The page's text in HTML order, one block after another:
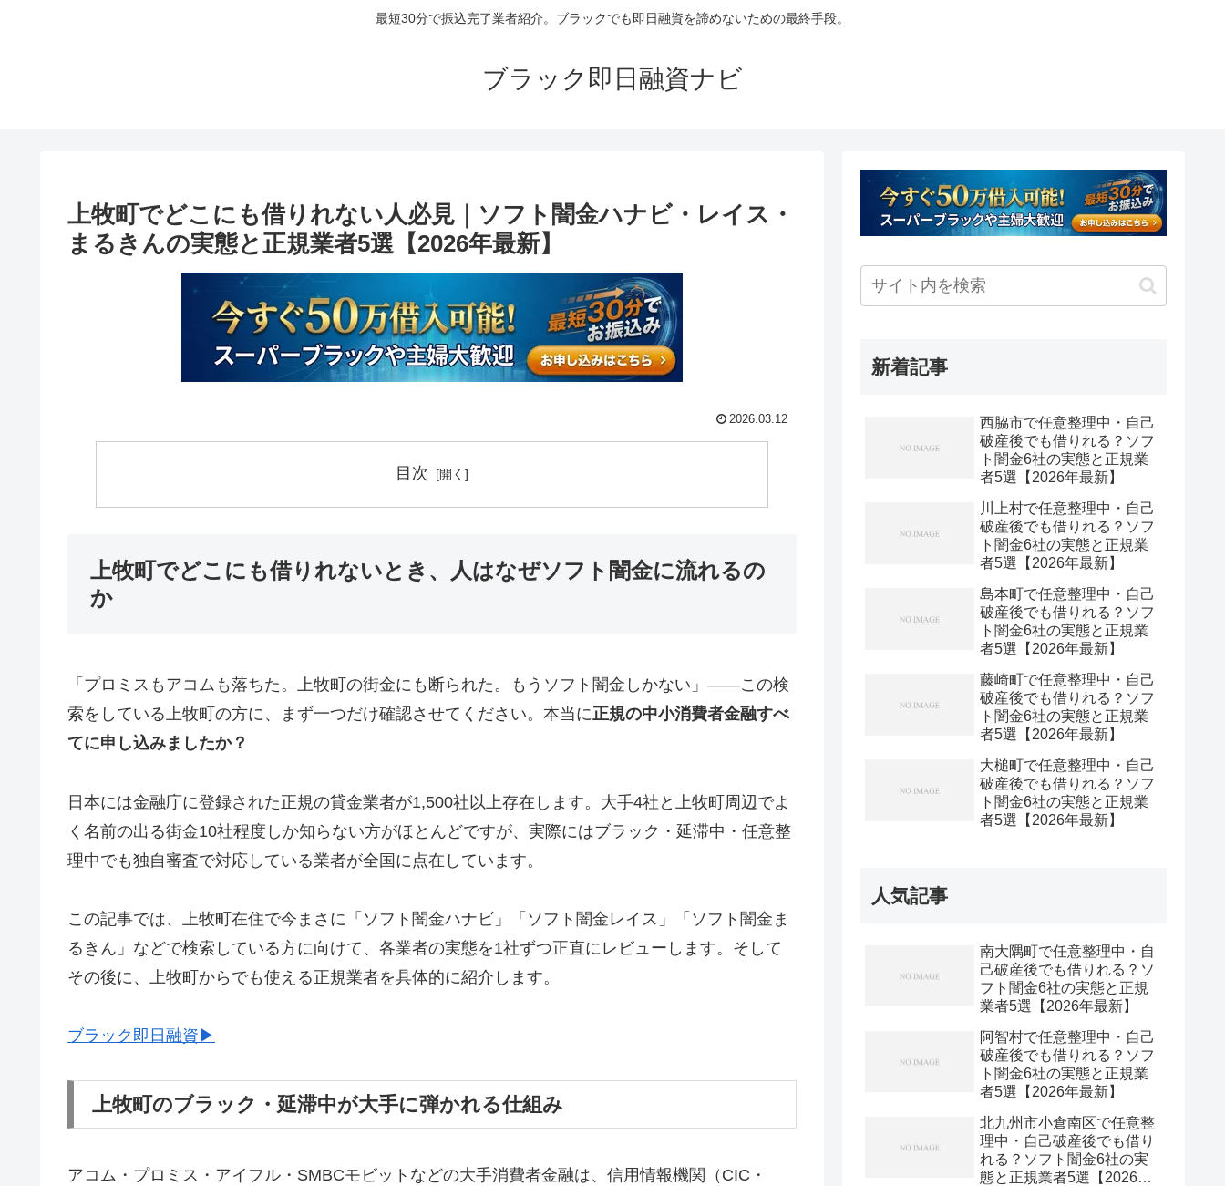
最短30分で振込完了業者紹介。ブラックでも即日融資を諦めないための最終手段。
ブラック即日融資ナビ
上牧町でどこにも借りれない人必見｜ソフト闇金ハナビ・レイス・
まるきんの実態と正規業者5選【2026年最新】
2026.03.12
目次
上牧町でどこにも借りれないとき、人はなぜソフト闇金に流れるの
か
「プロミスもアコムも落ちた。上牧町の街金にも断られた。もうソフト闇金しかない」——この検
索をしている上牧町の方に、まず一つだけ確認させてください。本当に正規の中小消費者金融すべ
てに申し込みましたか？
日本には金融庁に登録された正規の貸金業者が1,500社以上存在します。大手4社と上牧町周辺でよ
く名前の出る街金10社程度しか知らない方がほとんどですが、実際にはブラック・延滞中・任意整
理中でも独自審査で対応している業者が全国に点在しています。
この記事では、上牧町在住で今まさに「ソフト闇金ハナビ」「ソフト闇金レイス」「ソフト闇金ま
るきん」などで検索している方に向けて、各業者の実態を1社ずつ正直にレビューします。そして
その後に、上牧町からでも使える正規業者を具体的に紹介します。
ブラック即日融資▶
上牧町のブラック・延滞中が大手に弾かれる仕組み
アコム・プロミス・アイフル・SMBCモビットなどの大手消費者金融は、信用情報機関（CIC・
新着記事
西脇市で任意整理中・自己
破産後でも借りれる？ソフ
ト闇金6社の実態と正規業
者5選【2026年最新】
川上村で任意整理中・自己
破産後でも借りれる？ソフ
ト闇金6社の実態と正規業
者5選【2026年最新】
島本町で任意整理中・自己
破産後でも借りれる？ソフ
ト闇金6社の実態と正規業
者5選【2026年最新】
藤崎町で任意整理中・自己
破産後でも借りれる？ソフ
ト闇金6社の実態と正規業
者5選【2026年最新】
大槌町で任意整理中・自己
破産後でも借りれる？ソフ
ト闇金6社の実態と正規業
者5選【2026年最新】
人気記事
南大隅町で任意整理中・自
己破産後でも借りれる？ソ
フト闇金6社の実態と正規
業者5選【2026年最新】
阿智村で任意整理中・自己
破産後でも借りれる？ソフ
ト闇金6社の実態と正規業
者5選【2026年最新】
北九州市小倉南区で任意整
理中・自己破産後でも借り
れる？ソフト闇金6社の実
態と正規業者5選【2026年